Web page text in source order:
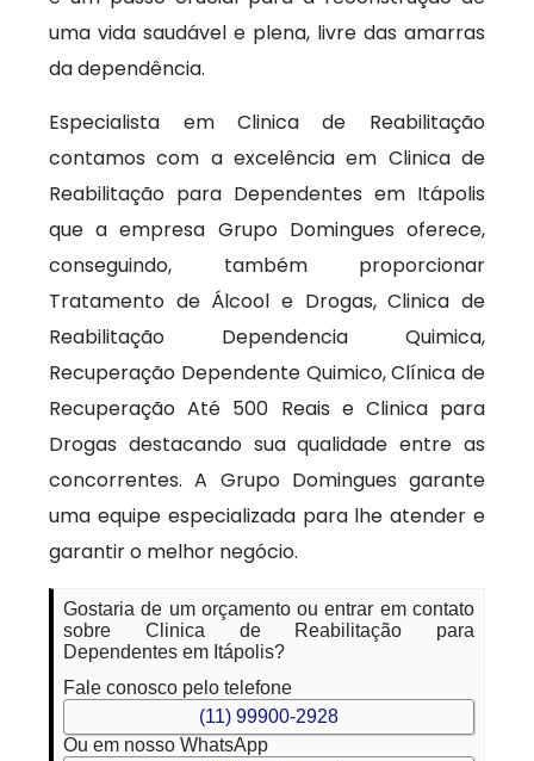
uma vida saudável e plena, livre das amarras
da dependência.
Especialista em Clinica de Reabilitação
contamos com a excelência em Clinica de
Reabilitação para Dependentes em Itápolis
que a empresa Grupo Domingues oferece,
conseguindo, também proporcionar
Tratamento de Álcool e Drogas, Clinica de
Reabilitação Dependencia Quimica,
Recuperação Dependente Quimico, Clínica de
Recuperação Até 500 Reais e Clinica para
Drogas destacando sua qualidade entre as
concorrentes. A Grupo Domingues garante
uma equipe especializada para lhe atender e
garantir o melhor negócio.
Gostaria de um orçamento ou entrar em contato
sobre Clinica de Reabilitação para
Dependentes em Itápolis?
Fale conosco pelo telefone
(11) 99900-2928
Ou em nosso WhatsApp